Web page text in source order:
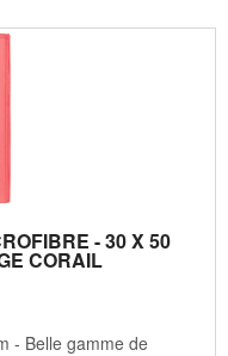
- 30 X 50
CORAIL
- Belle gamme de